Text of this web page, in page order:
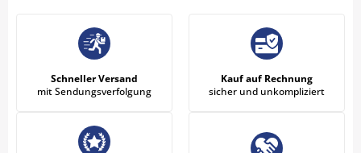
Schneller Versand
mit Sendungsverfolgung
Kauf auf Rechnung
sicher und unkompliziert